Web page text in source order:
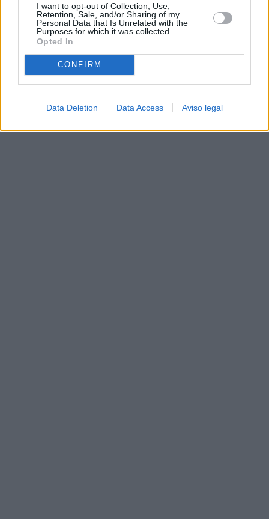
I want to opt-out of Collection, Use,
Retention, Sale, and/or Sharing of my
Personal Data that Is Unrelated with the
Purposes for which it was collected.
Opted In
CONFIRM
Data Deletion Data Access Aviso legal